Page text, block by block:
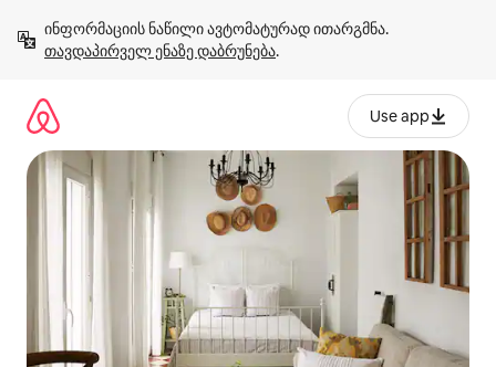
გადასვლა
თავდაპირველ ენაზე დაბრუნება.
Use app